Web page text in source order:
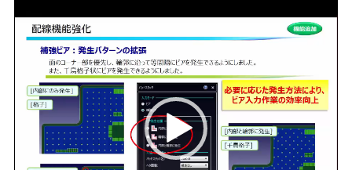
画
レ